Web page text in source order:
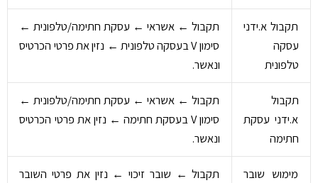
תקבול א.ידני
עסקה
טלפונית
תקבול ← אשראי ← עסקת חתימה/טלפונית ←
סימון V בעסקה טלפונית ← נזין את פרטי הכרטיס
ונאשר.
תקבול
א.ידני עסקת
חתימה
תקבול ← אשראי ← עסקת חתימה/טלפונית ←
סימון V בעסקת חתימה ← נזין את פרטי הכרטיס
ונאשר.
מימוש שובר
תקבול ← שובר זיכוי ← נזין את פרטי השובר